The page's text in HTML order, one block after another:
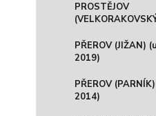
PROSTĚJOV
PŘEROV (JIŽAN)
2019)
PŘEROV
2014)